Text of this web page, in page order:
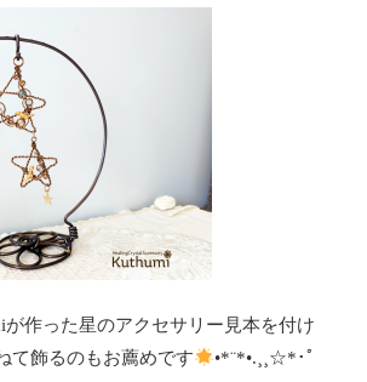
作った星のアクセサリー見本を付け
て飾るのもお薦めです
•*¨*•.¸¸☆*･ﾟ